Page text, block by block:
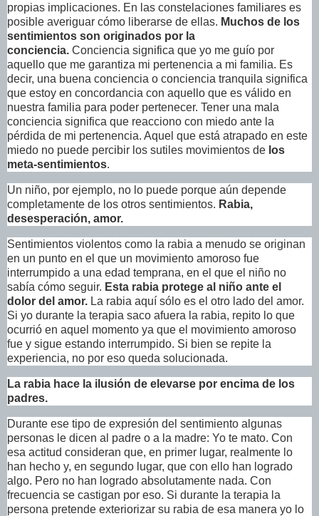
propias implicaciones. En las constelaciones familiares es
posible averiguar cómo liberarse de ellas. Muchos de los
sentimientos son originados por la
conciencia. Conciencia significa que yo me guío por
aquello que me garantiza mi pertenencia a mi familia. Es
decir, una buena conciencia o conciencia tranquila significa
que estoy en concordancia con aquello que es válido en
nuestra familia para poder pertenecer. Tener una mala
conciencia significa que reacciono con miedo ante la
pérdida de mi pertenencia. Aquel que está atrapado en este
miedo no puede percibir los sutiles movimientos de los
meta-sentimientos.
Un niño, por ejemplo, no lo puede porque aún depende
completamente de los otros sentimientos. Rabia,
desesperación, amor.
Sentimientos violentos como la rabia a menudo se originan
en un punto en el que un movimiento amoroso fue
interrumpido a una edad temprana, en el que el niño no
sabía cómo seguir. Esta rabia protege al niño ante el
dolor del amor. La rabia aquí sólo es el otro lado del amor.
Si yo durante la terapia saco afuera la rabia, repito lo que
ocurrió en aquel momento ya que el movimiento amoroso
fue y sigue estando interrumpido. Si bien se repite la
experiencia, no por eso queda solucionada.
La rabia hace la ilusión de elevarse por encima de los
padres.
Durante ese tipo de expresión del sentimiento algunas
personas le dicen al padre o a la madre: Yo te mato. Con
esa actitud consideran que, en primer lugar, realmente lo
han hecho y, en segundo lugar, que con ello han logrado
algo. Pero no han logrado absolutamente nada. Con
frecuencia se castigan por eso. Si durante la terapia la
persona pretende exteriorizar su rabia de esa manera yo lo